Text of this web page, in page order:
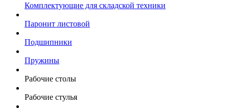
Комплектующие для складской техники
Паронит листовой
Подшипники
Пружины
Рабочие столы
Рабочие стулья